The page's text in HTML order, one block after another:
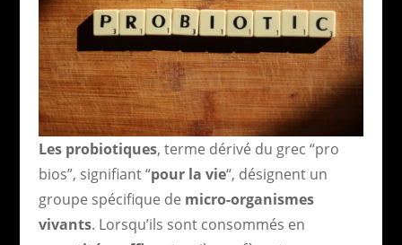
Les probiotiques, terme dérivé du grec “pro
bios”, signifiant “pour la vie“, désignent un
groupe spécifique de micro-organismes
vivants. Lorsqu’ils sont consommés en